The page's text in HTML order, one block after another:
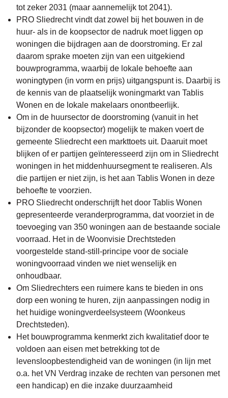
tot zeker 2031 (maar aannemelijk tot 2041).
PRO Sliedrecht vindt dat zowel bij het bouwen in de
huur- als in de koopsector de nadruk moet liggen op
woningen die bijdragen aan de doorstroming. Er zal
daarom sprake moeten zijn van een uitgekiend
bouwprogramma, waarbij de lokale behoefte aan
woningtypen (in vorm en prijs) uitgangspunt is. Daarbij is
de kennis van de plaatselijk woningmarkt van Tablis
Wonen en de lokale makelaars onontbeerlijk.
Om in de huursector de doorstroming (vanuit in het
bijzonder de koopsector) mogelijk te maken voert de
gemeente Sliedrecht een markttoets uit. Daaruit moet
blijken of er partijen geïnteresseerd zijn om in Sliedrecht
woningen in het middenhuursegment te realiseren. Als
die partijen er niet zijn, is het aan Tablis Wonen in deze
behoefte te voorzien.
PRO Sliedrecht onderschrijft het door Tablis Wonen
gepresenteerde veranderprogramma, dat voorziet in de
toevoeging van 350 woningen aan de bestaande sociale
voorraad. Het in de Woonvisie Drechtsteden
voorgestelde stand-still-principe voor de sociale
woningvoorraad vinden we niet wenselijk en
onhoudbaar.
Om Sliedrechters een ruimere kans te bieden in ons
dorp een woning te huren, zijn aanpassingen nodig in
het huidige woningverdeelsysteem (Woonkeus
Drechtsteden).
Het bouwprogramma kenmerkt zich kwalitatief door te
voldoen aan eisen met betrekking tot de
levensloopbestendigheid van de woningen (in lijn met
o.a. het VN Verdrag inzake de rechten van personen met
een handicap) en die inzake duurzaamheid